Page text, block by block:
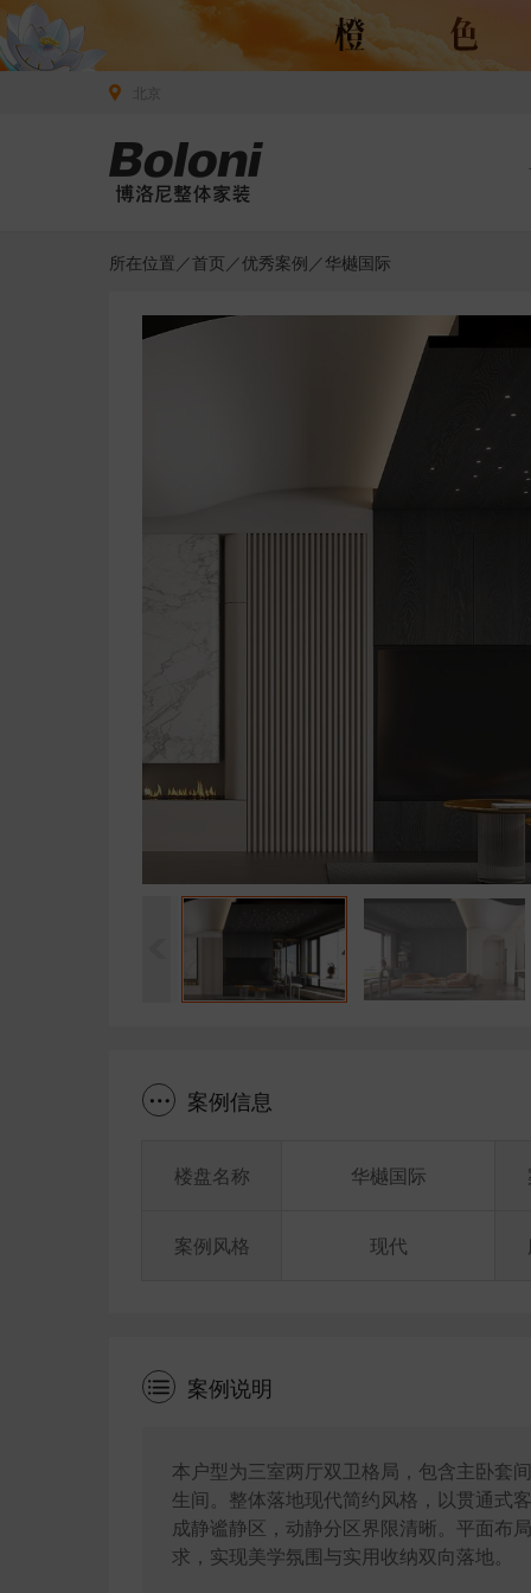
所在位置／首页 ／优秀案例 ／华樾国际
案例信息
楼盘名称
案例风格
华樾国际
现代
案例说明
本户型为三室两厅双卫格局，包含主卧套
生间。整体落地现代简约风格，以贯通式
成静谧静区，动静分区界限清晰。平面布
求，实现美学氛围与实用收纳双向落地。